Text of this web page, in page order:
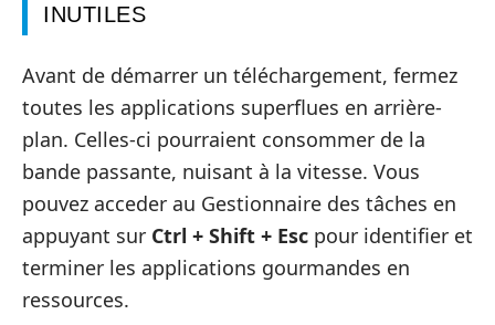
INUTILES
Avant de démarrer un téléchargement, fermez
toutes les applications superflues en arrière-
plan. Celles-ci pourraient consommer de la
bande passante, nuisant à la vitesse. Vous
pouvez acceder au Gestionnaire des tâches en
appuyant sur Ctrl + Shift + Esc pour identifier et
terminer les applications gourmandes en
ressources.